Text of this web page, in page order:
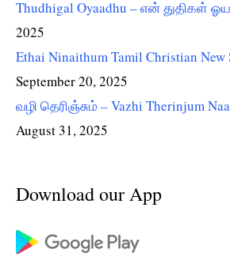
Thudhigal Oyaadhu – என் துதிகள்
2025
Ethai Ninaithum Tamil Christian New
September 20, 2025
வழி தெரிஞ்சும் – Vazhi Therinjum
August 31, 2025
Download our App